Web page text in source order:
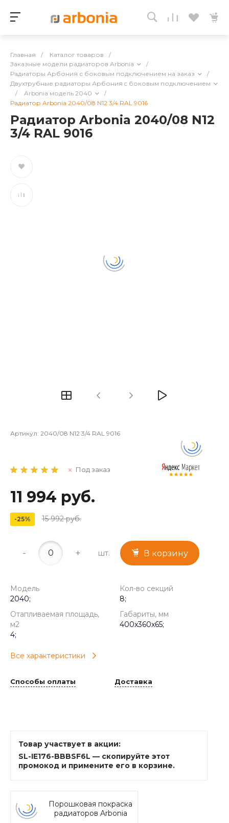
Главная / Каталог товаров
/
Заказные модели радиаторов Arbonia
/
Радиаторы Арбония с боковым подключением на заказ
/
Двухтрубные радиаторы Арбония c боковым подключением
/
Arbonia модель 2040
/
Радиатор Arbonia 2040/08 N12 3/4 RAL 9016
Радиатор Arbonia 2040/08 N12
3/4 RAL 9016
Артикул: 2040/08 N12 3/4 RAL 9016
Под заказ
11 994 руб.
-25% 15 992 руб.
- + шт. В корзину
Модель
2040;
Кол-во секций
8;
Отапливаемая площадь,
м2
4;
Габариты, мм
400x360x65;
Все характеристики
Способы оплаты Доставка
Товар участвует в акции:
SL-IE176-BBBSF6L — скопируйте этот
промокод и примените его в корзине.
Порошковая покраска
радиаторов Arbonia